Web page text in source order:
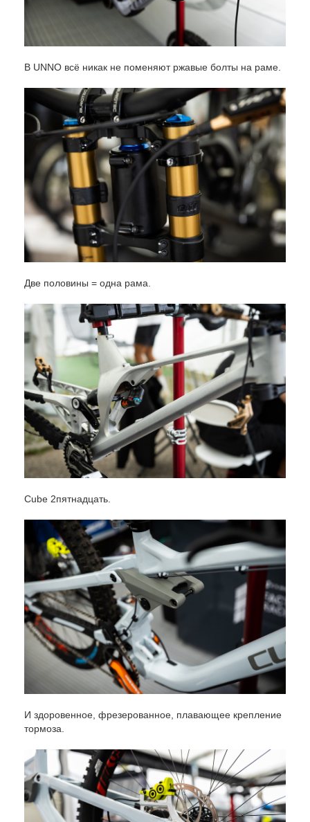
В UNNO всё никак не поменяют ржавые болты на раме.
Две половины = одна рама.
Cube 2пятнадцать.
И здоровенное, фрезерованное, плавающее крепление
тормоза.